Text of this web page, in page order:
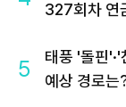
327회차 연
5
태풍 '돌핀
예상 경로는